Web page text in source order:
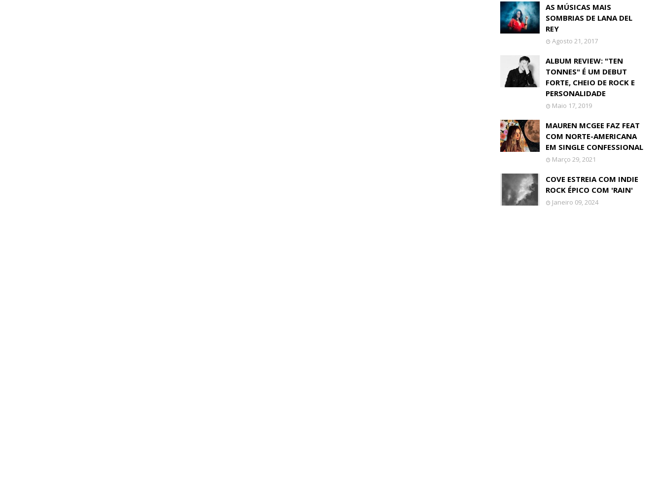
AS MÚSICAS MAIS
SOMBRIAS DE LANA DEL
REY
Agosto 21, 2017
ALBUM REVIEW: "TEN
TONNES" É UM DEBUT
FORTE, CHEIO DE ROCK E
PERSONALIDADE
Maio 17, 2019
MAUREN MCGEE FAZ FEAT
COM NORTE-AMERICANA
EM SINGLE CONFESSIONAL
Março 29, 2021
COVE ESTREIA COM INDIE
ROCK ÉPICO COM 'RAIN'
Janeiro 09, 2024